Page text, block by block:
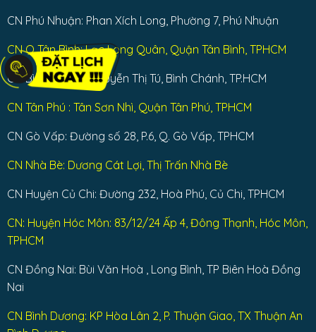
CN Phú Nhuận: Phan Xích Long, Phường 7, Phú Nhuận
CN Q Tân Bình: Lạc Long Quân, Quận Tân Bình, TPHCM
CN Bình Chánh: Nguyễn Thị Tú, Bình Chánh, TP.HCM
CN Tân Phú : Tân Sơn Nhì, Quận Tân Phú, TPHCM
CN Gò Vấp: Đường số 28, P.6, Q. Gò Vấp, TPHCM
CN Nhà Bè: Dương Cát Lợi, Thị Trấn Nhà Bè
CN Huyện Củ Chi: Đường 232, Hoà Phú, Củ Chi, TPHCM
CN: Huyện Hóc Môn: 83/12/24 Ấp 4, Đông Thạnh, Hóc Môn,
TPHCM
CN Đồng Nai: Bùi Văn Hoà , Long Bình, TP Biên Hoà Đồng
Nai
CN Bình Dương: KP Hòa Lân 2, P. Thuận Giao, TX Thuận An